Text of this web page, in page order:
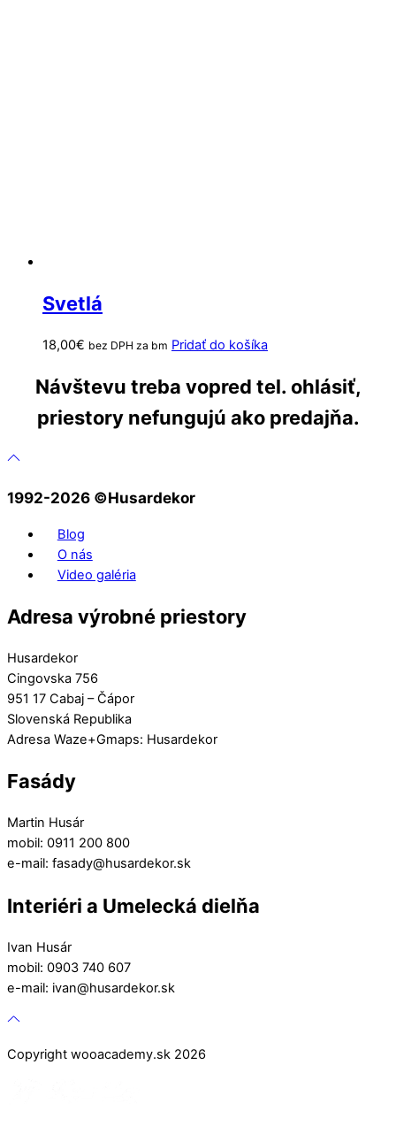
Svetlá
18,00€ bez DPH za bm Pridať do košíka
Návštevu treba vopred tel. ohlásiť,
priestory nefungujú ako predajňa.
1992-2026 ©️Husardekor
Blog
O nás
Video galéria
Adresa výrobné priestory
Husardekor
Cingovska 756
951 17 Cabaj – Čápor
Slovenská Republika
Adresa Waze+Gmaps: Husardekor
Fasády
Martin Husár
mobil: 0911 200 800
e-mail: fasady@husardekor.sk
Interiéri a Umelecká dielňa
Ivan Husár
mobil: 0903 740 607
e-mail: ivan@husardekor.sk
Copyright wooacademy.sk 2026